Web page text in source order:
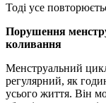
Тоді усе
Порушення
коливання
Менструальний
регулярний, як
усього життя. Він